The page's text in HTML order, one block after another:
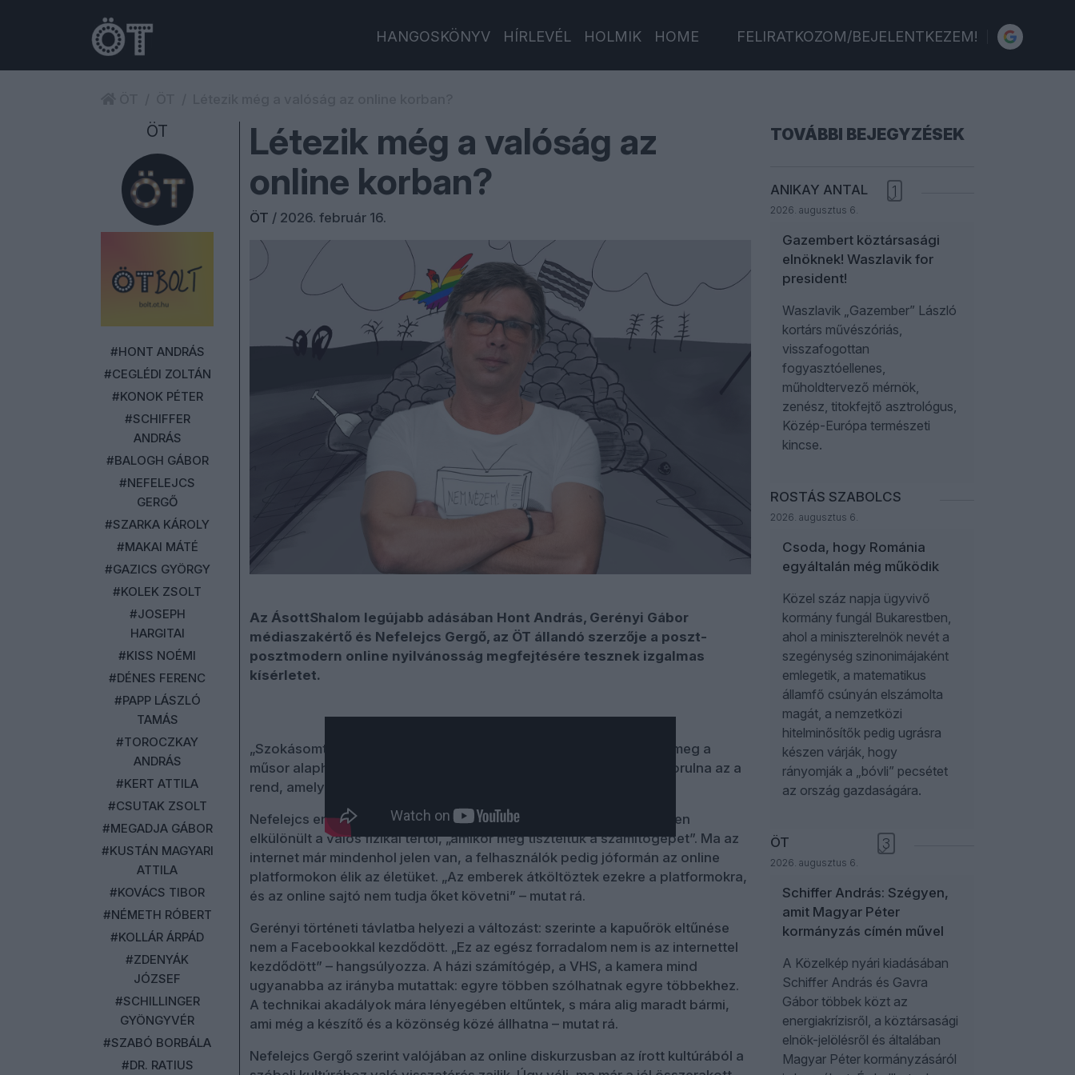
HANGOSKÖNYV HÍRLEVÉL HOLMIK HOME FELIRATKOZOM/BEJELENTKEZEM!
Létezik még a valóság az
online korban?
ÖT / 2026. február 16.
Az ÁsottShalom legújabb adásában Hont András, Gerényi Gábor
médiaszakértő és Nefelejcs Gergő, az ÖT állandó szerzője a poszt-
posztmodern online nyilvánosság megfejtésére tesznek izgalmas
kísérletet.
„Szokásomtól eltérően, kérdéseim vannak, nem válaszaim” – adja meg a
műsor alaphangját Hont András, aki úgy érzi, „mintha teljesen felborulna az a
rend, amelyet még akár tíz évvel ezelőtt is megszoktunk.”
Nefelejcs emlékeztet: nem is olyan régen az online világ még teljesen
elkülönült a valós fizikai tértől, „amikor még tiszteltük a számítógépet”. Ma az
internet már mindenhol jelen van, a felhasználók pedig jóformán az online
platformokon élik az életüket. „Az emberek átköltöztek ezekre a platformokra,
és az online sajtó nem tudja őket követni” – mutat rá.
Gerényi történeti távlatba helyezi a változást: szerinte a kapuőrök eltűnése
nem a Facebookkal kezdődött. „Ez az egész forradalom nem is az internettel
kezdődött” – hangsúlyozza. A házi számítógép, a VHS, a kamera mind
ugyanabba az irányba mutattak: egyre többen szólhatnak egyre többekhez.
A technikai akadályok mára lényegében eltűntek, s mára alig maradt bármi,
ami még a készítő és a közönség közé állhatna – mutat rá.
Nefelejcs Gergő szerint valójában az online diskurzusban az írott kultúrából a
ÖT
#HONT ANDRÁS
#CEGLÉDI ZOLTÁN
#KONOK PÉTER
#SCHIFFER
ANDRÁS
#BALOGH GÁBOR
#NEFELEJCS
GERGŐ
#SZARKA KÁROLY
#MAKAI MÁTÉ
#GAZICS GYÖRGY
#KOLEK ZSOLT
#JOSEPH
HARGITAI
#KISS NOÉMI
#DÉNES FERENC
#PAPP LÁSZLÓ
TAMÁS
#TOROCZKAY
ANDRÁS
#KERT ATTILA
#CSUTAK ZSOLT
#MEGADJA GÁBOR
#KUSTÁN MAGYARI
ATTILA
#KOVÁCS TIBOR
#NÉMETH RÓBERT
#KOLLÁR ÁRPÁD
#ZDENYÁK
JÓZSEF
#SCHILLINGER
GYÖNGYVÉR
#SZABÓ BORBÁLA
#DR. RATIUS
TOVÁBBI BEJEGYZÉSEK
ANIKAY ANTAL
2026. augusztus 6.
1
Gazembert köztársasági
elnöknek! Waszlavik for
president!
Waszlavik „Gazember” László
kortárs művészóriás,
visszafogottan
fogyasztóellenes,
műholdtervező mérnök,
zenész, titokfejtő asztrológus,
Közép-Európa természeti
kincse.
ROSTÁS SZABOLCS
2026. augusztus 6.
Csoda, hogy Románia
egyáltalán még működik
Közel száz napja ügyvivő
kormány fungál Bukarestben,
ahol a miniszterelnök nevét a
szegénység szinonimájaként
emlegetik, a matematikus
államfő csúnyán elszámolta
magát, a nemzetközi
hitelminősítők pedig ugrásra
készen várják, hogy
rányomják a „bóvli” pecsétet
az ország gazdaságára.
ÖT
2026. augusztus 6.
3
Schiffer András: Szégyen,
amit Magyar Péter
kormányzás címén művel
A Közelkép nyári kiadásában
Schiffer András és Gavra
Gábor többek közt az
energiakrízisről, a köztársasági
elnök-jelölésről és általában
Magyar Péter kormányzásáról